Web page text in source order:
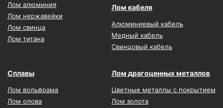
Лом алюминия
Лом нержавейки
Лом свинца
Лом титана
Лом кабеля
Алюминиевый кабель
Медный кабель
Свинцовый кабель
Сплавы
Лом вольфрама
Лом олова
Лом драгоценных металлов
Цветные металлы с покрытием
Лом золота